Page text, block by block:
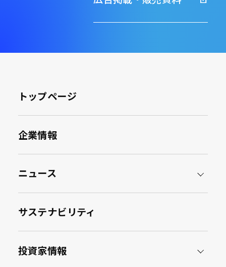
トップページ
企業情報
ニュース
サステナビリティ
投資家情報